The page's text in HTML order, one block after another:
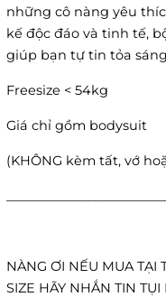
những cô nàng yêu
kế độc đáo và tinh tế,
giúp bạn tự tin tỏa
Freesize < 54kg
Giá chỉ gồm bodysuit
(KHÔNG kèm tất, vớ
NÀNG ƠI NẾU MUA TẠI
SIZE HÃY NHẮN TIN